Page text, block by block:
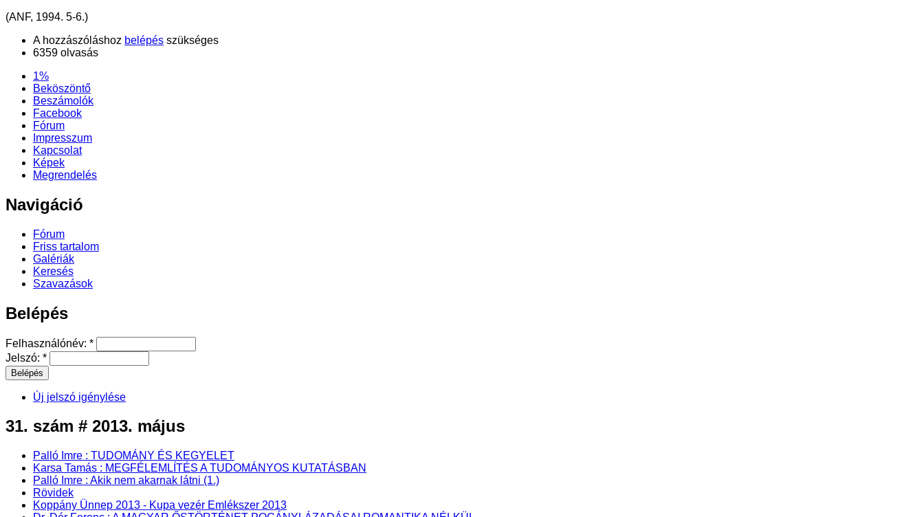
(ANF, 1994. 5-6.)
A hozzászóláshoz belépés szükséges
6359 olvasás
1%
Beköszöntő
Beszámolók
Facebook
Fórum
Impresszum
Kapcsolat
Képek
Megrendelés
Navigáció
Fórum
Friss tartalom
Galériák
Keresés
Szavazások
Belépés
Felhasználónév: *
Jelszó: *
Új jelszó igénylése
31. szám # 2013. május
Palló Imre : TUDOMÁNY ÉS KEGYELET
Karsa Tamás : MEGFÉLEMLÍTÉS A TUDOMÁNYOS KUTATÁSBAN
Palló Imre : Akik nem akarnak látni (1.)
Rövidek
Koppány Ünnep 2013 - Kupa vezér Emlékszer 2013